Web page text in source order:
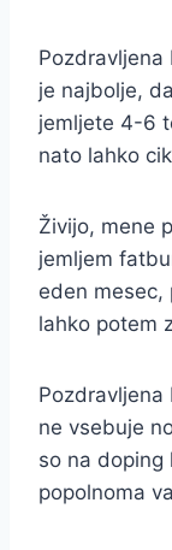
Pozdravljena
je najbolje,
jemljete 4-6
nato lahko
Živijo, mene
jemljem
eden mesec,
lahko potem
Pozdravljena
ne vsebuje
so na doping
popolnoma